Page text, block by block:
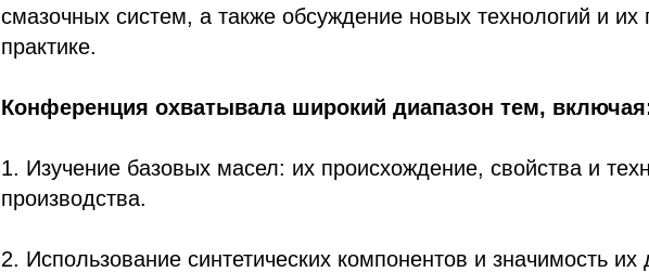
смазочных систем, а также обсуждение новых технологий и
практике.
Конференция охватывала широкий диапазон тем,
1. Изучение базовых масел: их происхождение, свойства и
производства.
2. Использование синтетических компонентов и значимость их